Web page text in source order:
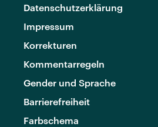
Datenschutzerklärung
Impressum
Korrekturen
Kommentarregeln
Gender und Sprache
Barrierefreiheit
Farbschema